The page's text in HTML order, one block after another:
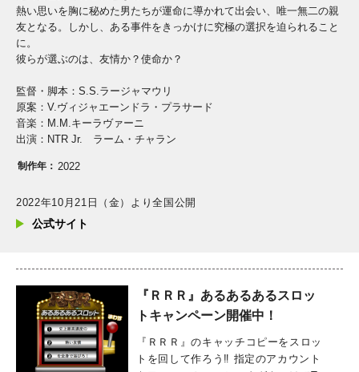
熱い思いを胸に秘めた男たちが運命に導かれて出会い、唯一無二の親
友となる。しかし、ある事件をきっかけに究極の選択を迫られること
に。
彼らが選ぶのは、友情か？使命か？
監督・脚本：S.S.ラージャマウリ
原案：V.ヴィジャエーンドラ・プラサード
音楽：M.M.キーラヴァーニ
出演：NTR Jr. ラーム・チャラン
制作年： 2022
2022年10月21日（金）より全国公開
公式サイト
『ＲＲＲ』あるあるあるスロッ
トキャンペーン開催中！
『ＲＲＲ』のキャッチコピーをスロッ
トを回して作ろう‼️ 指定のアカウント